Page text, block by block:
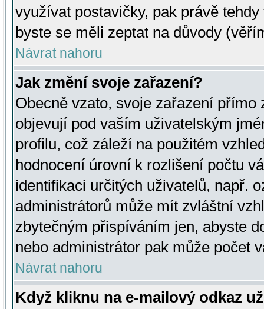
využívat postavičky, pak právě
byste se měli zeptat na důvody
Návrat nahoru
Jak změní svoje zařazení?
Obecně vzato, svoje zařazení přímo
objevují pod vaším uživatelským
profilu, což záleží na použitém
hodnocení úrovní k rozlišení počtu
identifikaci určitých uživatelů, např.
administrátorů může mít zvláštní
zbytečným přispíváním jen, abyste
nebo administrátor pak může počet
Návrat nahoru
Když kliknu na e-mailový odkaz